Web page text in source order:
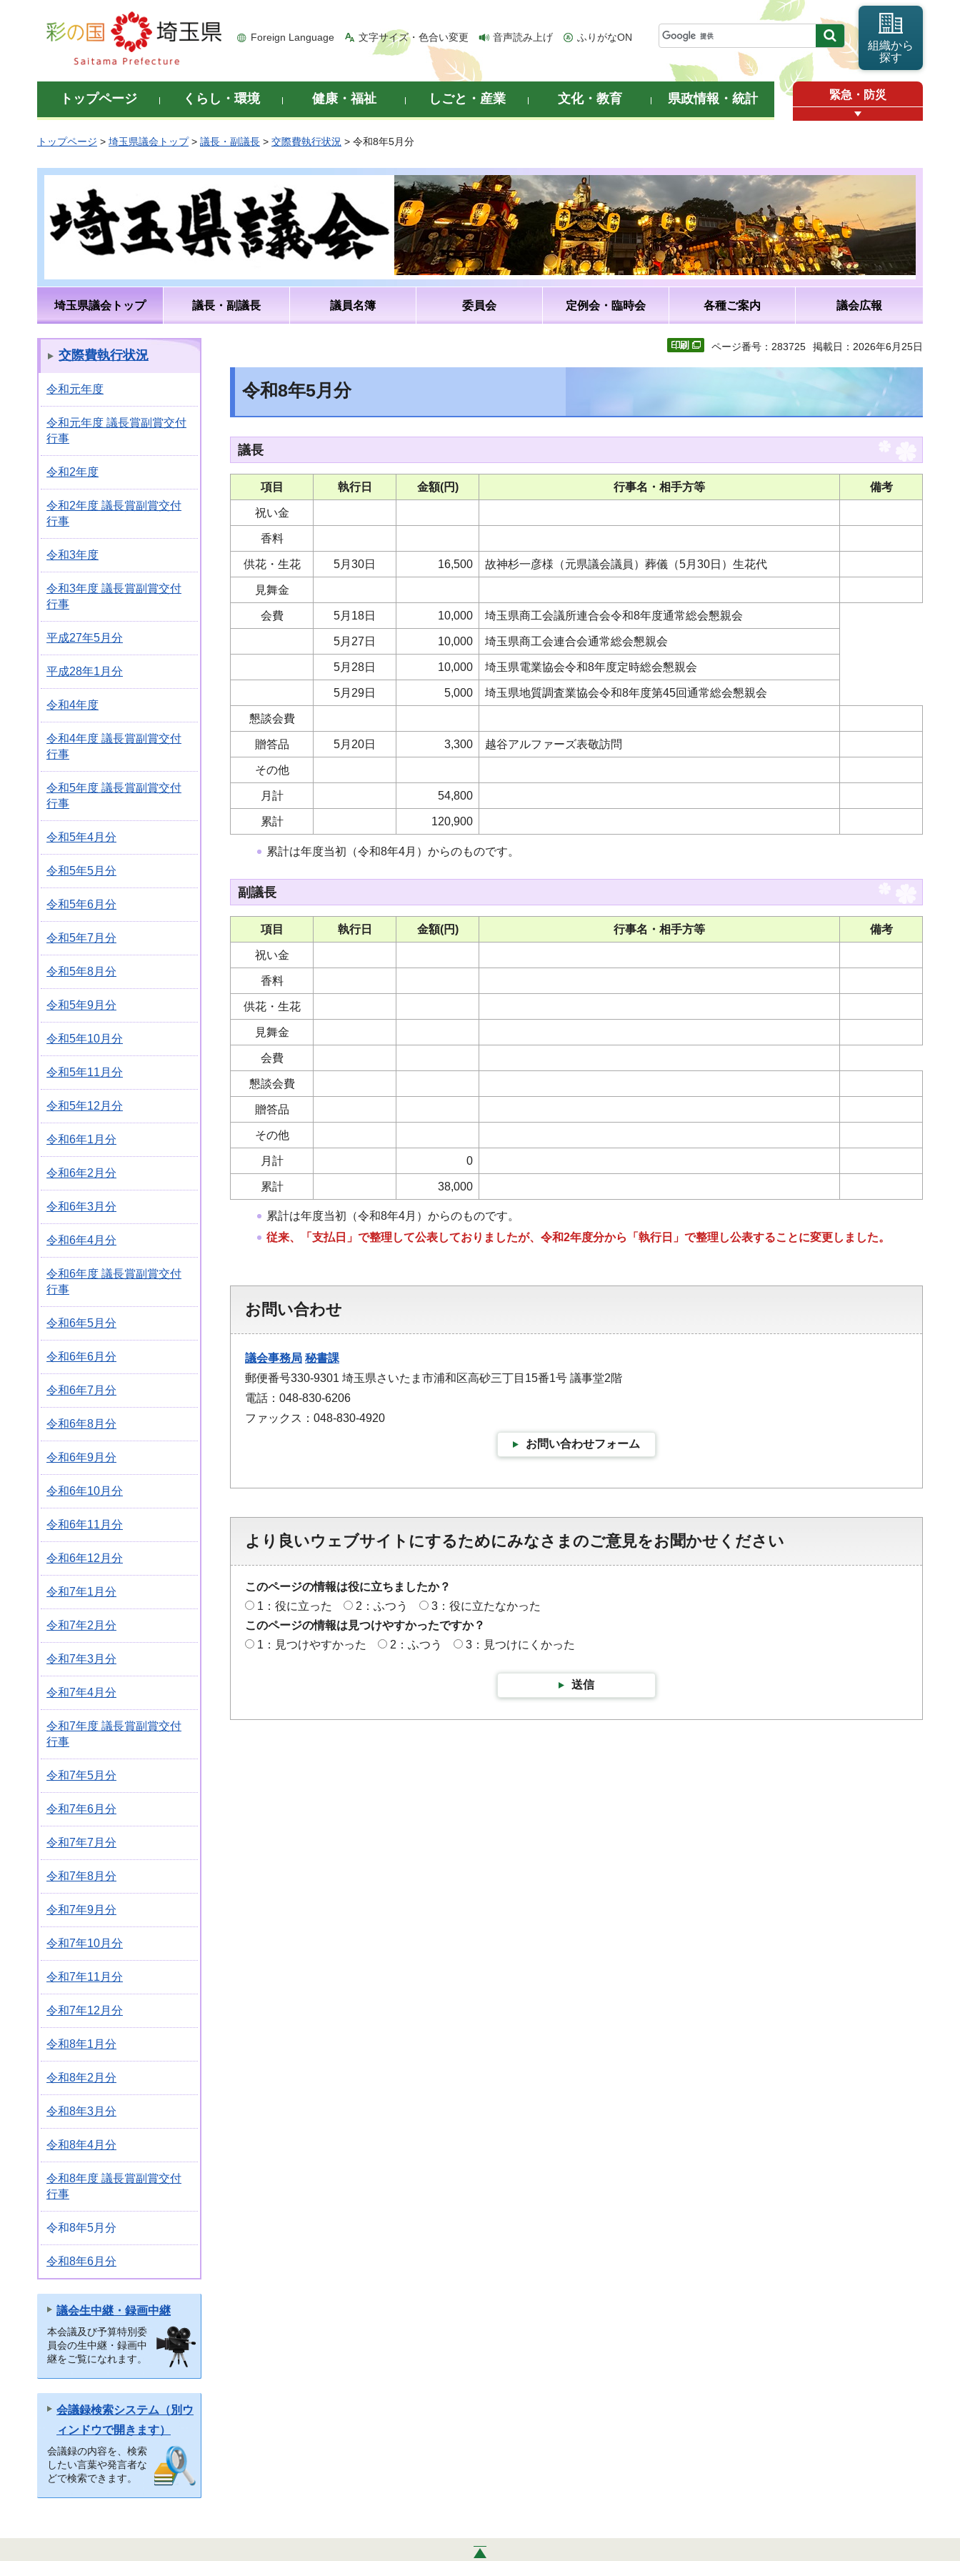
彩の国 埼玉県
Foreign Language 文字サイズ・色合い変更 音声読み上げ ふりがなON
組織から
探す
トップページ くらし・環境 健康・福祉 しごと・産業 文化・教育 県政情報・統計 緊急・防災
トップページ > 埼玉県議会トップ> 議長・副議長 > 交際費執行状況 > 令和8年5月分
埼玉県議会トップ 議長・副議長 議員名簿 委員会 定例会・臨時会 各種ご案内 議会広報
交際費執行状況
令和元年度
令和元年度 議長賞副賞交付
行事
令和2年度
令和2年度 議長賞副賞交付
行事
令和3年度
令和3年度 議長賞副賞交付
行事
平成27年5月分
平成28年1月分
令和4年度
令和4年度 議長賞副賞交付
行事
令和5年度 議長賞副賞交付
行事
令和5年4月分
令和5年5月分
令和5年6月分
令和5年7月分
令和5年8月分
令和5年9月分
令和5年10月分
令和5年11月分
令和5年12月分
令和6年1月分
令和6年2月分
令和6年3月分
令和6年4月分
令和6年度 議長賞副賞交付
行事
令和6年5月分
令和6年6月分
令和6年7月分
令和6年8月分
令和6年9月分
令和6年10月分
令和6年11月分
令和6年12月分
令和7年1月分
令和7年2月分
令和7年3月分
令和7年4月分
令和7年度 議長賞副賞交付
行事
令和7年5月分
令和7年6月分
令和7年7月分
令和7年8月分
令和7年9月分
令和7年10月分
令和7年11月分
令和7年12月分
令和8年1月分
令和8年2月分
令和8年3月分
令和8年4月分
令和8年度 議長賞副賞交付
行事
令和8年5月分
令和8年6月分
議会生中継・録画中継
本会議及び予算特別委
員会の生中継・録画中
継をご覧になれます。
会議録検索システム（別ウ
ィンドウで開きます）
会議録の内容を、検索
したい言葉や発言者な
どで検索できます。
ページ番号：283725 掲載日：2026年6月25日
令和8年5月分
議長
項目 執行日 金額(円) 行事名・相手方等 備考
祝い金
香料
供花・生花 5月30日 16,500 故神杉一彦様（元県議会議員）葬儀（5月30日）生花代
見舞金
会費 5月18日 10,000 埼玉県商工会議所連合会令和8年度通常総会懇親会
5月27日 10,000 埼玉県商工会連合会通常総会懇親会
5月28日 10,000 埼玉県電業協会令和8年度定時総会懇親会
5月29日 5,000 埼玉県地質調査業協会令和8年度第45回通常総会懇親会
懇談会費
贈答品 5月20日 3,300 越谷アルファーズ表敬訪問
その他
月計 54,800
累計 120,900
累計は年度当初（令和8年4月）からのものです。
副議長
項目 執行日 金額(円) 行事名・相手方等 備考
祝い金
香料
供花・生花
見舞金
会費
懇談会費
贈答品
その他
月計 0
累計 38,000
累計は年度当初（令和8年4月）からのものです。
従来、「支払日」で整理して公表しておりましたが、令和2年度分から「執行日」で整理し公表することに変更しました。
お問い合わせ
議会事務局 秘書課
郵便番号330-9301 埼玉県さいたま市浦和区高砂三丁目15番1号 議事堂2階
電話：048-830-6206
ファックス：048-830-4920
お問い合わせフォーム
より良いウェブサイトにするためにみなさまのご意見をお聞かせください
このページの情報は役に立ちましたか？
1：役に立った
2：ふつう
3：役に立たなかった
このページの情報は見つけやすかったですか？
1：見つけやすかった
2：ふつう 3：見つけにくかった
送信